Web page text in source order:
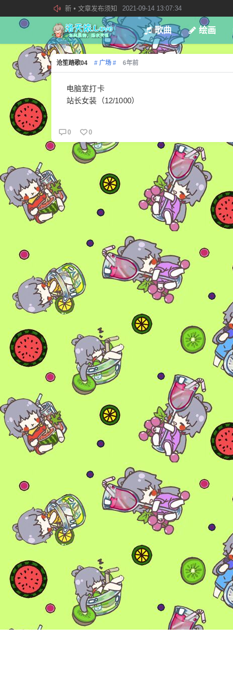
新 • 文章发布须知
2021-09-14 13:07:34
欢迎加入“VOCALOID洛天依“QQ群！
2019-08-27 23:47:59
加入本站管理团队
2019-08-21 02:23:34
歌曲 绘画
沧笙踏歌04 # 广场 # 6年前
电脑室打卡
站长女装（12/1000）
0 0